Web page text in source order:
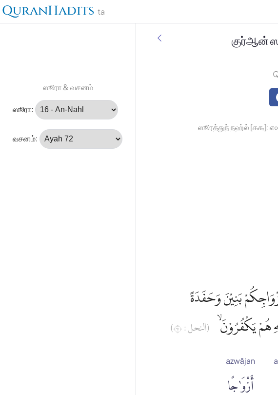
QuranHadits ta
ஸூரா & வசனம்
ஸூரா:
வசனம்:
குர்ஆன்
ஸூரத்துந் நஹ்ல் [௧௬]:
بَنِيْنَ وَحَفَدَةً
هُمْ يَكْفُرُوْنَۙ
(النحل : ١٦)
azwājan
أَزْوَٰجًا